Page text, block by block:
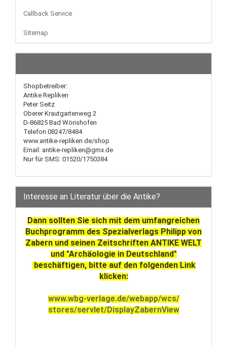
Callback Service
Sitemap
Shopbetreiber:
Antike Repliken
Peter Seitz
Oberer Krautgartenweg 2
D-86825 Bad Wörishofen
Telefon 08247/8484
www.antike-repliken.de/shop
Email: antike-repliken@gmx.de
Nur für SMS: 01520/1750384
Interesse an Literatur über die Antike?
Dann sollten Sie sich mit dem umfangreichen
Buchprogramm des Spezialverlags Philipp von
Zabern und seinen Zeitschriften ANTIKE WELT
und "Archäologie in Deutschland"
beschäftigen, bitte auf den folgenden Link
klicken:
www.wbg-verlage.de/webapp/wcs/
stores/servlet/DisplayZabernView